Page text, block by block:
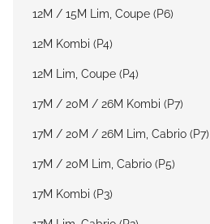
12M / 15M Lim, Coupe (P6)
12M Kombi (P4)
12M Lim, Coupe (P4)
17M / 20M / 26M Kombi (P7)
17M / 20M / 26M Lim, Cabrio (P7)
17M / 20M Lim, Cabrio (P5)
17M Kombi (P3)